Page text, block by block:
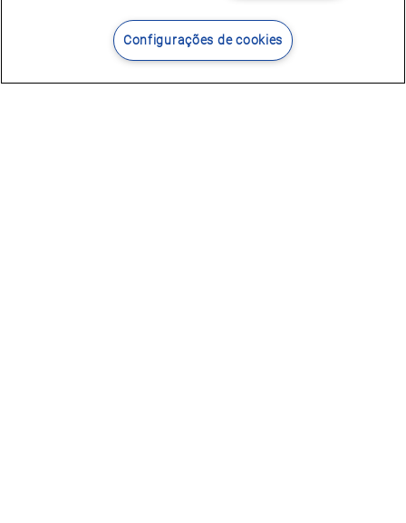
Contacte-nos Encontrar Centro
Configurações de cookies